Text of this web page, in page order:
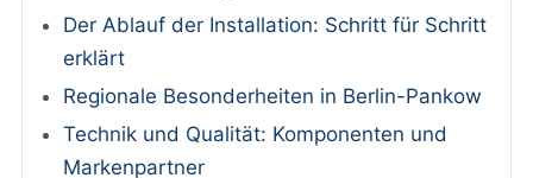
Der Ablauf der Installation: Schritt für Schritt
erklärt
Regionale Besonderheiten in Berlin-Pankow
Technik und Qualität: Komponenten und
Markenpartner